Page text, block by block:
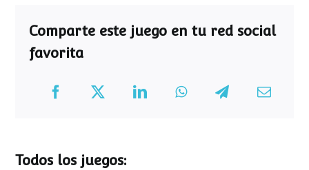
Comparte este juego en tu red social
favorita
Todos los juegos: